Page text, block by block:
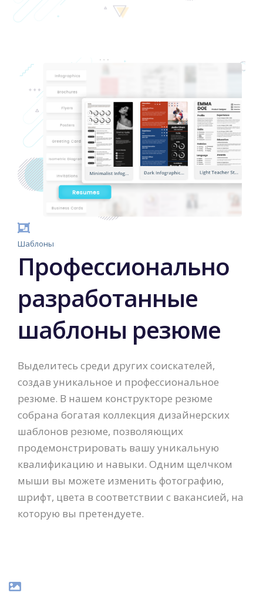
Шаблоны
Профессионально
разработанные
шаблоны резюме
Выделитесь среди других соискателей,
создав уникальное и профессиональное
резюме. В нашем конструкторе резюме
собрана богатая коллекция дизайнерских
шаблонов резюме, позволяющих
продемонстрировать вашу уникальную
квалификацию и навыки. Одним щелчком
мыши вы можете изменить фотографию,
шрифт, цвета в соответствии с вакансией, на
которую вы претендуете.